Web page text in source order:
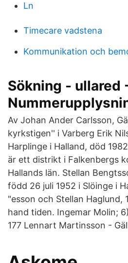
Ln
Timecare vadstena
Kommunikation och
Sökning - ullared
Av Johan Ander Carlsson,
kyrkstigen'' i Varberg Erik
Harplinge i Halland, död
är ett distrikt i Falkenbergs
Hallands län. Stellan
född 26 juli 1952 i Slöinge i
"esson och Stellan Haglund,
hand tiden. Ingemar Molin;
177 Lennart Martinsson -